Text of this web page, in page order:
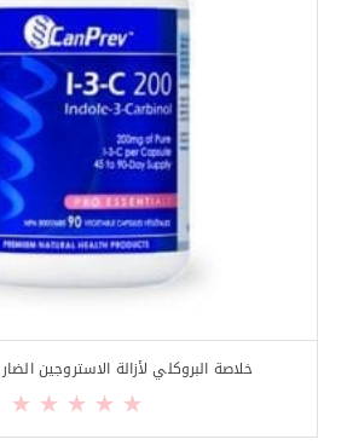
خلاصة البروكلي لأزالة الاستروجين الضار CanPrev I-3-C